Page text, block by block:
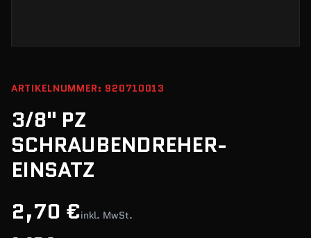
ARTIKELNUMMER: 920710013
3/8" PZ
SCHRAUBENDREHER-
EINSATZ
2,70 €inkl. MwSt.